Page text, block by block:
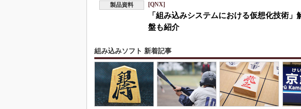
製品資料 [QNX]
「組み込みシステムにおける仮想化技術
盤も紹介
組み込みソフト 新着記事